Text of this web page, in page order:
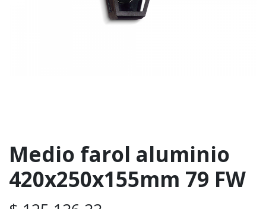
Medio farol aluminio
420x250x155mm 79 FW